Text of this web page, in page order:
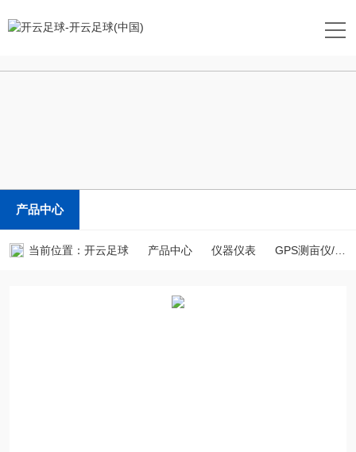
产品中心
当前位置： 开云足球 产品中心 仪器仪表 GPS测亩仪/土地面积测量仪